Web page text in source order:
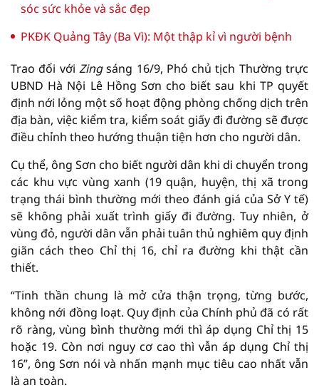
sóc sức khỏe và sắc đẹp
PKĐK Quảng Tây (Ba Vì): Một thập kỉ vì người bệnh
Trao đổi với Zingsáng 16/9, Phó chủ tịch Thường trực
UBND Hà Nội Lê Hồng Sơn cho biết sau khi TP quyết
định nới lỏng một số hoạt động phòng chống dịch trên
địa bàn, việc kiểm tra, kiểm soát giấy đi đường sẽ được
điều chỉnh theo hướng thuận tiện hơn cho người dân.
Cụ thể, ông Sơn cho biết người dân khi di chuyển trong
các khu vực vùng xanh (19 quận, huyện, thị xã trong
trạng thái bình thường mới theo đánh giá của Sở Y tế)
sẽ không phải xuất trình giấy đi đường. Tuy nhiên, ở
vùng đỏ, người dân vẫn phải tuân thủ nghiêm quy định
giãn cách theo Chỉ thị 16, chỉ ra đường khi thật cần
thiết.
“Tinh thần chung là mở cửa thận trọng, từng bước,
không nới đồng loạt. Quy định của Chính phủ đã có rất
rõ ràng, vùng bình thường mới thì áp dụng Chỉ thị 15
hoặc 19. Còn nơi nguy cơ cao thì vẫn áp dụng Chỉ thị
16”, ông Sơn nói và nhấn mạnh mục tiêu cao nhất vẫn
là an toàn.